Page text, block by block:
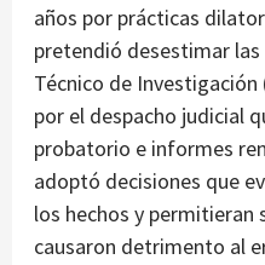
años por prácticas
pretendió desestimar
Técnico de
por el despacho judicial
probatorio e informes
adoptó decisiones que
los hechos y permitieran
causaron detrimento al